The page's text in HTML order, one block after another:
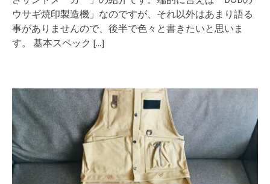
ウサギ焼印製造機」なのですが、それ以外はあまり語る
事がありませんので、後半で色々と書きたいと思いま
す。 基本スペック [...]